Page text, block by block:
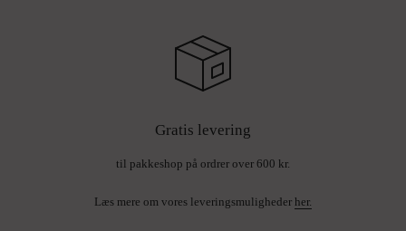
Emballage: Vi stræber efter at reducere vores CO2-fodaftryk og være så
miljøvenlige som muligt. Vi er derfor stolte af at benytte 100 %
genanvendt plast og 100 % bioplast til vores flasker.
Vi opfordrer dig til efter endt brug at sende denne flaske til genbrug.
Produkt: Opvaskesæbe
Varenummer: 50159
Gratis levering
til pakkeshop på ordrer over 600 kr.
Læs mere om vores leveringsmuligheder her.